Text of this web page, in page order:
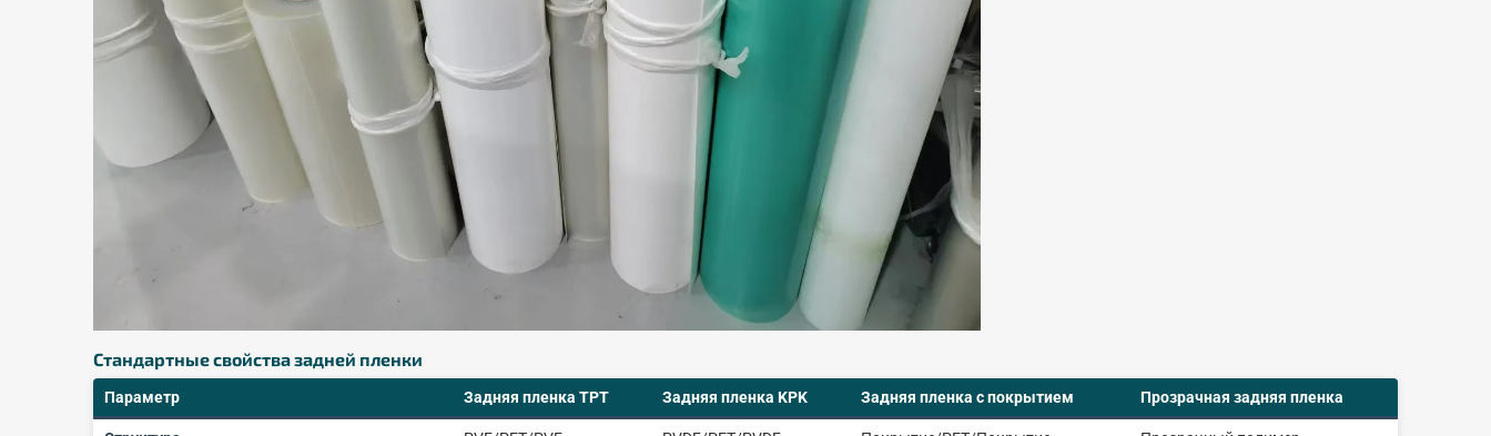
Стандартные свойства задней пленки
Параметр Задняя пленка TPT Задняя пленка KPK Задняя пленка с покрытием Прозрачная задняя пленка